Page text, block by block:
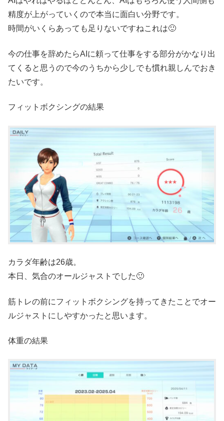
精度が上がっていくので本当に面白い分野です。
時間がいくらあっても足りないですねこれは🙂
今の仕事を辞めたらAIに頼って仕事をする部分がかなり出
てくると思うので今のうちから少しでも慣れ親しんでおき
たいです。
フィットボクシングの結果
カラダ年齢は26歳。
本日、気合のオールジャストでした🙂
筋トレの前にフィットボクシングを持ってきたことでオー
ルジャストにしやすかったと思います。
体重の結果